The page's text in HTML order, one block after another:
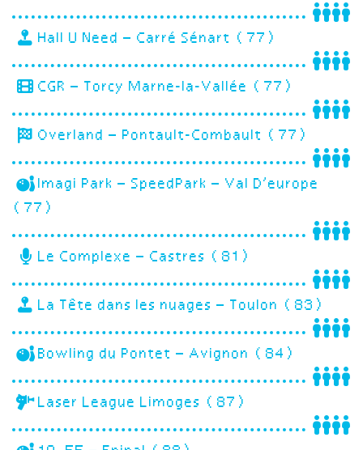
Hall U Need – Carré Sénart (77)
CGR – Torcy Marne-la-Vallée (77)
Overland – Pontault-Combault (77)
Imagi Park – SpeedPark – Val D’europe
(77)
Le Complexe – Castres (81)
La Tête dans les nuages – Toulon (83)
Bowling du Pontet – Avignon (84)
Laser League Limoges (87)